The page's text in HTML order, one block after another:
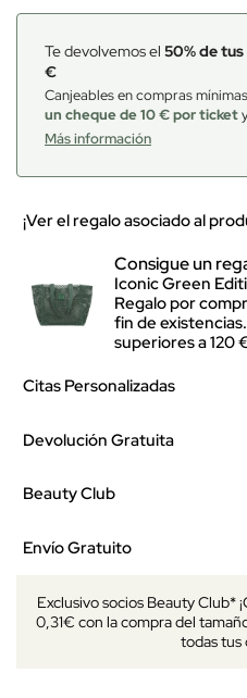
Te devolvemos el 50% de
€
Canjeables en compras
un cheque de 10 € por ticket
Más información
¡Ver el regalo asociado al
Consigue un
Iconic Green
Regalo por
fin de
superiores a 120
Citas Personalizadas
Devolución Gratuita
Beauty Club
Envío Gratuito
Exclusivo socios Beauty Club*
0,31€ con la compra del
todas tus